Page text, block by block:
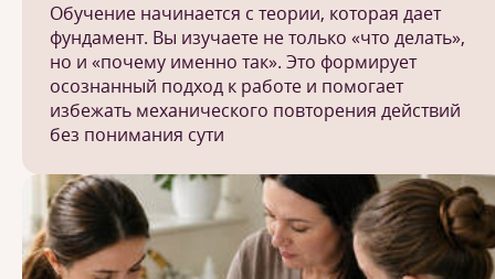
Обучение начинается с теории, которая дает
фундамент. Вы изучаете не только «что делать»,
но и «почему именно так». Это формирует
осознанный подход к работе и помогает
избежать механического повторения действий
без понимания сути